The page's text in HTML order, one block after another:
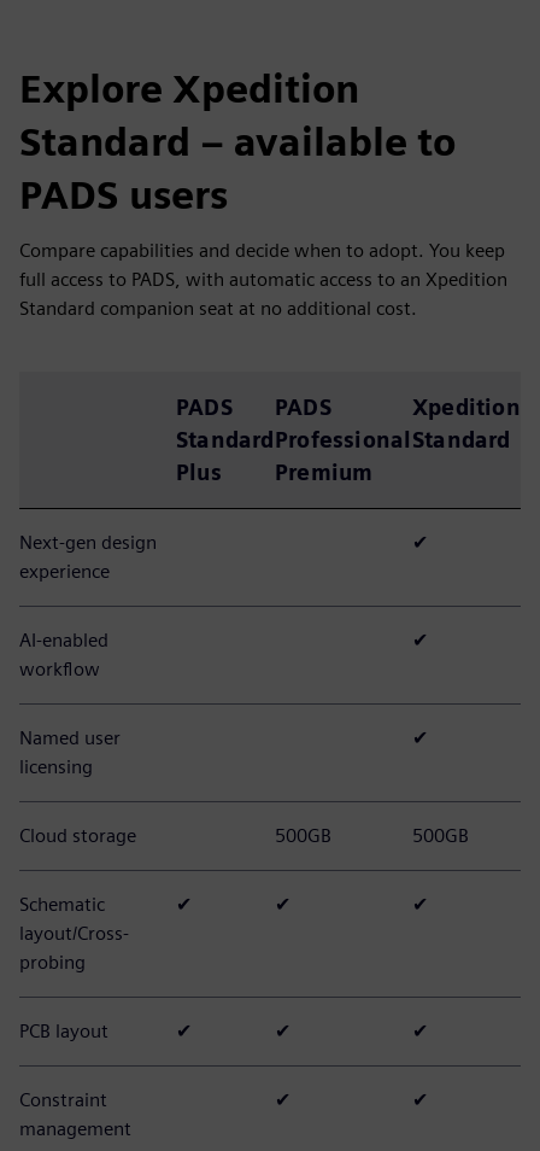
Explore Xpedition
Standard – available to
PADS users
Compare capabilities and decide when to adopt. You keep
full access to PADS, with automatic access to an Xpedition
Standard companion seat at no additional cost.
PADS
Standard
Plus
PADS
Professional
Premium
Xpedition
Standard
Next-gen design
experience
✔
AI-enabled
workflow
✔
Named user
licensing
✔
Cloud storage 500GB 500GB
Schematic
layout/Cross-
probing
✔ ✔ ✔
PCB layout ✔ ✔ ✔
Constraint
management
✔ ✔